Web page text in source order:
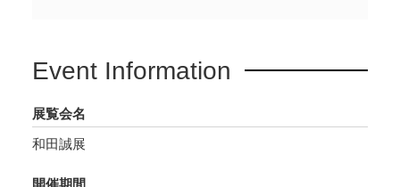
っても、その全貌を見る機会はそれほど多くは
品を展覧しつつ、和田の言葉や出会った人々、
幼少期に描いたスケッチなどを交え、その創作
Event Information
展覧会名
和田誠展
開催期間